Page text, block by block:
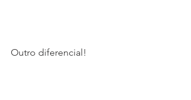
Outro diferencial!